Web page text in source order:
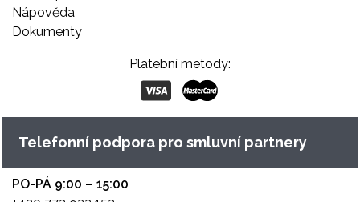
Nápověda
Dokumenty
Platební metody:
Telefonní podpora pro smluvní partnery
PO-PÁ 9:00 – 15:00